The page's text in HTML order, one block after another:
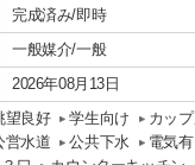
完成済み/即時
一般媒介/一般
2026年08月13日
望良好 学生向け
カッ
営水道 公共下水 電気有